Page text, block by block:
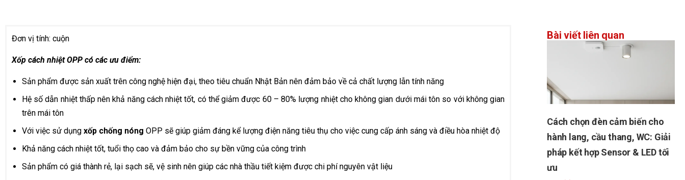
Đơn vị tính: cuộn
Xốp cách nhiệt OPP có các ưu điểm:
Sản phẩm được sản xuất trên công nghệ hiện đại, theo tiêu chuẩn Nhật Bản nên đảm bảo về cả chất lượng lẫn tính năng
Hệ số dẫn nhiệt thấp nên khả năng cách nhiệt tốt, có thể giảm được 60 – 80% lượng nhiệt cho không gian dưới mái tôn so với không gian
trên mái tôn
Với việc sử dụng xốp chống nóng OPP sẽ giúp giảm đáng kể lượng điện năng tiêu thụ cho việc cung cấp ánh sáng và điều hòa nhiệt độ
Khả năng cách nhiệt tốt, tuổi thọ cao và đảm bảo cho sự bền vững của công trình
Sản phẩm có giá thành rẻ, lại sạch sẽ, vệ sinh nên giúp các nhà thầu tiết kiệm được chi phí nguyên vật liệu
Bài viết liên quan
Cách chọn đèn cảm biến cho
hành lang, cầu thang, WC: Giải
pháp kết hợp Sensor & LED tối
ưu